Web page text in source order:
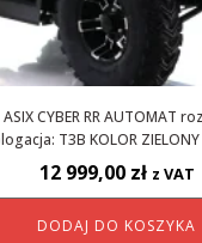
CYBER RR AUTOMAT
T3B KOLOR ZIELONY
12 999,00 zł z VAT
DODAJ DO KOSZYKA